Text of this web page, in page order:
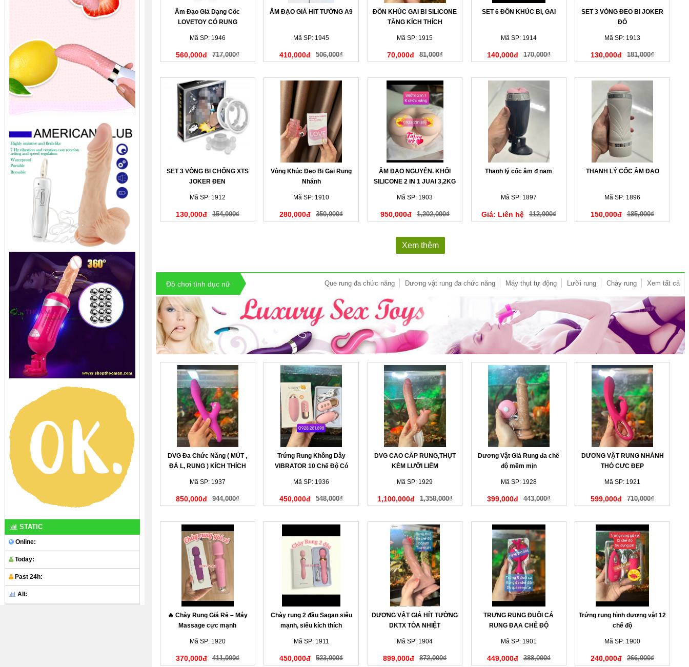
Âm Đạo Giả Dạng Cốc
LOVETOY CÓ RUNG
Mã SP: 1946
560,000đ 717,000₫
ÂM ĐẠO GIẢ HIT TƯỜNG A9
Mã SP: 1945
410,000đ 506,000₫
ĐÔN KHÚC GAI BI SILICONE
TĂNG KÍCH THÍCH
Mã SP: 1915
70,000đ 81,000₫
SET 6 ĐÔN KHÚC BI, GAI
Mã SP: 1914
140,000đ 170,000₫
SET 3 VÒNG ĐEO BI JOKER
ĐỎ
Mã SP: 1913
130,000đ 181,000₫
SET 3 VÒNG BI CHỐNG XTS
JOKER ĐEN
Mã SP: 1912
130,000đ 154,000₫
Vòng Khúc Đeo Bi Gai Rung
Nhánh
Mã SP: 1910
280,000đ 350,000₫
ÂM ĐẠO NGUYÊN. KHỐI
SILICONE 2 IN 1 JUAI 3,2KG
Mã SP: 1903
950,000đ 1,202,000₫
Thanh lý cốc âm đ nam
Mã SP: 1897
Giá: Liên hệ 112,000₫
THANH LÝ CỐC ÂM ĐẠO
Mã SP: 1896
150,000đ 185,000₫
Xem thêm
Đồ chơi tình dục nữ Xem tất cả
Chày rung
Lưỡi rung
Máy thụt tự động
Dương vật rung đa chức năng
Que rung đa chức năng
DVG Đa Chức Năng ( MÚT ,
ĐÁ L, RUNG ) KÍCH THÍCH
Mã SP: 1937
850,000đ 944,000₫
Trứng Rung Không Dây
VIBRATOR 10 Chế Độ Có
Mã SP: 1936
450,000đ 548,000₫
DVG CAO CẤP RUNG,THỤT
KÈM LƯỠI LIẾM
Mã SP: 1929
1,100,000đ 1,358,000₫
Dương Vật Giả Rung đa chế
độ mềm mịn
Mã SP: 1928
399,000đ 443,000₫
DƯƠNG VẬT RUNG NHÁNH
THỎ CƯC ĐẸP
Mã SP: 1921
599,000đ 710,000₫
🔥 Chày Rung Giá Rẻ – Máy
Massage cực mạnh
Mã SP: 1920
370,000đ 411,000₫
Chày rung 2 đầu Sagan siêu
mạnh, siêu kích thích
Mã SP: 1911
450,000đ 523,000₫
DƯƠNG VẬT GIẢ HÍT TƯỜNG
DKTX TỎA NHIỆT
Mã SP: 1904
899,000đ 872,000₫
TRƯNG RUNG ĐUÔI CÁ
RUNG ĐAA CHẾ ĐỘ
Mã SP: 1901
449,000đ 388,000₫
Trứng rung hình dương vật 12
chế độ
Mã SP: 1900
240,000đ 266,000₫
STATIC
Online:
Today:
Past 24h:
All: